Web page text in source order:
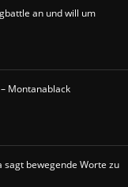
an und will um
Montanablack
sagt bewegende Worte zu